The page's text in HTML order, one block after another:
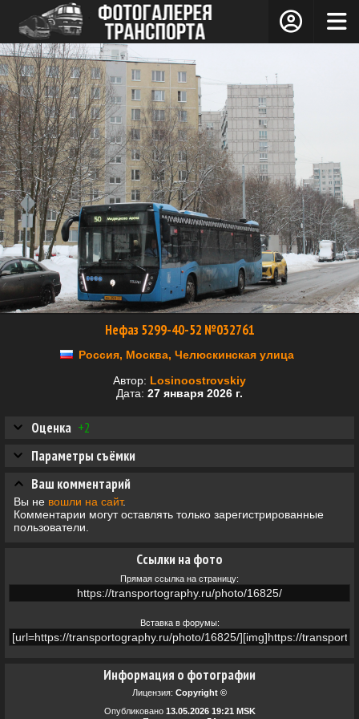
Нефаз 5299-40-52 №032761
Россия, Москва, Челюскинская улица
Автор: Losinoostrovskiy
Дата: 27 января 2026 г.
Информация о фотографии
Лицензия: Copyright ©
Опубликовано 13.05.2026 19:21 MSK
Оценка +2
Ссылки на фото
Прямая ссылка на страницу:
Вставка в форумы:
Параметры съёмки
Ваш комментарий
Вы не вошли на сайт.
Комментарии могут оставлять только зарегистрированные
пользователи.